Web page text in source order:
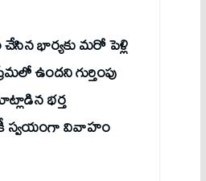
భార్య‌కు మ‌రో పెళ్లి
ఉంద‌ని గుర్తింపు
భ‌ర్త‌
స్వ‌యంగా వివాహం